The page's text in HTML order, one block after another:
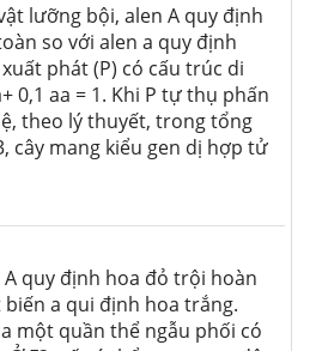
lưỡng bội, alen A quy định
so với alen a quy định
phát (P) có cấu trúc di
0,1 aa = 1. Khi P tự thụ phấn
theo lý thuyết, trong tổng
cây mang kiểu gen dị hợp tử
quy định hoa đỏ trội hoàn
a qui định hoa trắng.
một quần thể ngẫu phối có